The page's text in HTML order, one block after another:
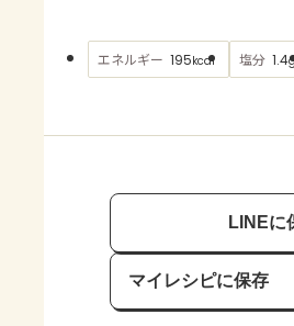
AJINOMOTO PARK とは
エネルギー 195kcal 塩分 1.4
LINEに
マイレシピに保存
保存済み